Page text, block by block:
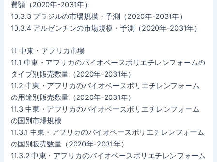
費額（2020年-2031年）
10.3.3 ブラジルの市場規模・予測（2020年-2031年）
10.3.4 アルゼンチンの市場規模・予測（2020年-2031年）
11 中東・アフリカ市場
11.1 中東・アフリカのバイオベースポリエチレンフォームの
タイプ別販売数量（2020年-2031年）
11.2 中東・アフリカのバイオベースポリエチレンフォーム
の用途別販売数量（2020年-2031年）
11.3 中東・アフリカのバイオベースポリエチレンフォーム
の国別市場規模
11.3.1 中東・アフリカのバイオベースポリエチレンフォーム
の国別販売数量（2020年-2031年）
11.3.2 中東・アフリカのバイオベースポリエチレンフォーム